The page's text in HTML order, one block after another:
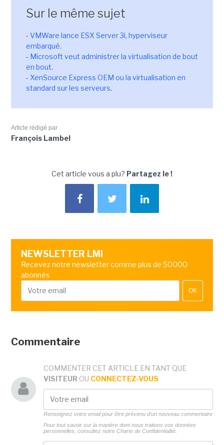
Sur le même sujet
- VMWare lance ESX Server 3i, hyperviseur
embarqué.
- Microsoft veut administrer la virtualisation de bout
en bout.
- XenSource Express OEM ou la virtualisation en
standard sur les serveurs.
Article rédigé par
François Lambel
Cet article vous a plu? Partagez le !
NEWSLETTER LMI
Recevez notre newsletter comme plus de 50000
abonnés
OK
Commentaire
COMMENTER CET ARTICLE EN TANT QUE
VISITEUR OU CONNECTEZ-VOUS
Renseignez votre email pour être prévenu d'un nouveau commentaire
Pour tout savoir sur la manière dont nous traitons vos données
personnelles, consultez notre Charte de Confidentialité.